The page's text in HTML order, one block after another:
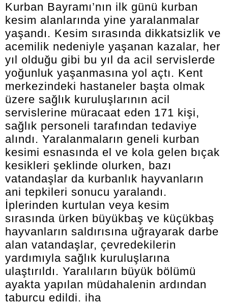
Kurban Bayramı’nın ilk günü kurban
kesim alanlarında yine yaralanmalar
yaşandı. Kesim sırasında dikkatsizlik ve
acemilik nedeniyle yaşanan kazalar, her
yıl olduğu gibi bu yıl da acil servislerde
yoğunluk yaşanmasına yol açtı. Kent
merkezindeki hastaneler başta olmak
üzere sağlık kuruluşlarının acil
servislerine müracaat eden 171 kişi,
sağlık personeli tarafından tedaviye
alındı. Yaralanmaların geneli kurban
kesimi esnasında el ve kola gelen bıçak
kesikleri şeklinde olurken, bazı
vatandaşlar da kurbanlık hayvanların
ani tepkileri sonucu yaralandı.
İplerinden kurtulan veya kesim
sırasında ürken büyükbaş ve küçükbaş
hayvanların saldırısına uğrayarak darbe
alan vatandaşlar, çevredekilerin
yardımıyla sağlık kuruluşlarına
ulaştırıldı. Yaralıların büyük bölümü
ayakta yapılan müdahalenin ardından
taburcu edildi. iha